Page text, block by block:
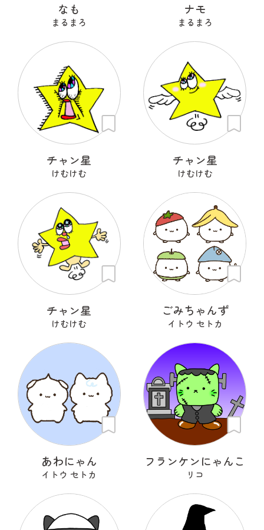
なも
まるまろ
ナモ
まるまろ
チャン星
けむけむ
チャン星
けむけむ
チャン星
けむけむ
ごみちゃんず
イトウ セトカ
あわにゃん
イトウ セトカ
フランケンにゃんこ
リコ